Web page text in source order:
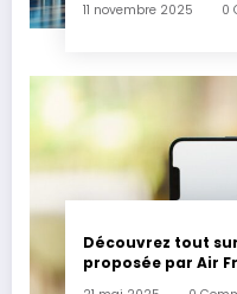
11 novembre 2025 0
Découvrez tout
proposée par Air